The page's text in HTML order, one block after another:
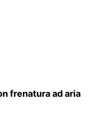
frenatura ad aria